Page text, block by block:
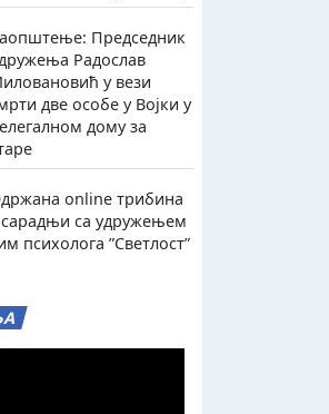
Председник
Радослав
у вези
две особе у Војки у
дому за
online трибина
са удружењем
психолога ”Светлост”